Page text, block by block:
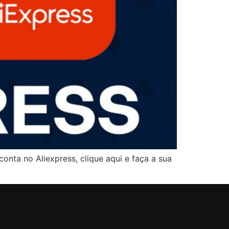
no Aliexpress, clique aqui e faça a sua